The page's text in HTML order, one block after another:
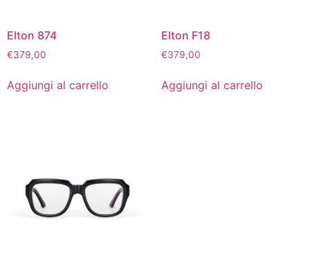
Elton 874
€379,00
Aggiungi al carrello
Elton F18
€379,00
Aggiungi al carrello